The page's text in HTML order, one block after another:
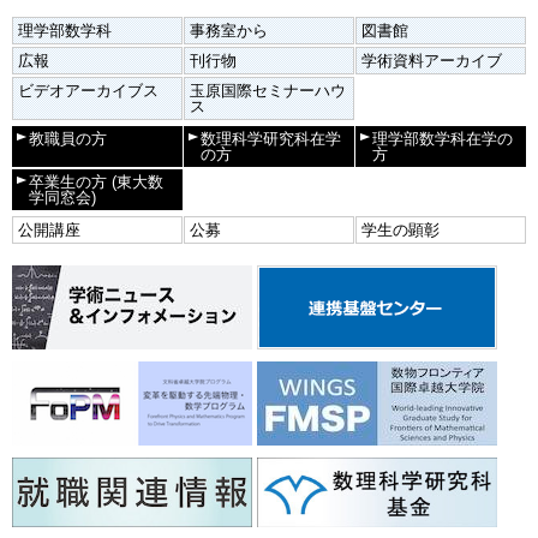
理学部数学科 事務室から
図書館
広報
刊行物
学術資料アーカイブ
ビデオアーカイブス
玉原国際セミナーハウ
ス
教職員の方
数理科学研究科在学
の方
理学部数学科在学の
方
卒業生の方 (東大数
学同窓会)
公開講座
公募 学生の顕彰